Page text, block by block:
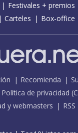
Festivales + premios
Carteles Box-office
Recomienda
Política de privacidad (
y webmasters RSS